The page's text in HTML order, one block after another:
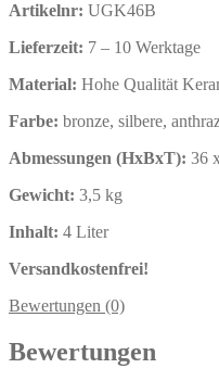
Artikelnr: UGK46B
Lieferzeit: 7 – 10 Werktage
Material: Hohe Qualität
Farbe: bronze, silbere,
Abmessungen (HxBxT): 36
Gewicht: 3,5 kg
Inhalt: 4 Liter
Versandkostenfrei!
Bewertungen (0)
Bewertungen